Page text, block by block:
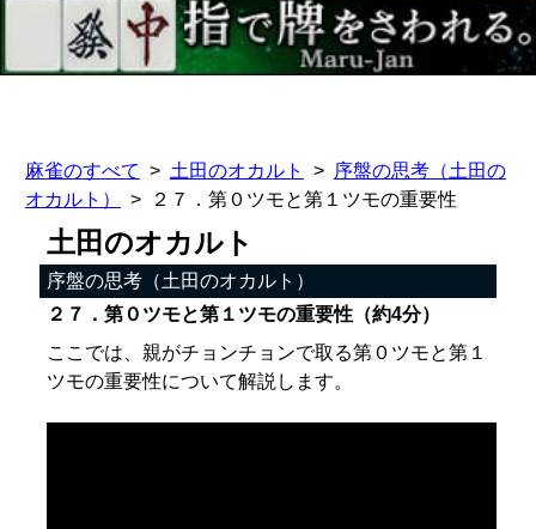
麻雀のすべて 土田のオカルト
序盤の思考（土田の
オカルト）
２７．第０ツモと第１ツモの重要性
土田のオカルト
序盤の思考（土田のオカルト）
２７．第０ツモと第１ツモの重要性（約4分）
ここでは、親がチョンチョンで取る第０ツモと第１
ツモの重要性について解説します。